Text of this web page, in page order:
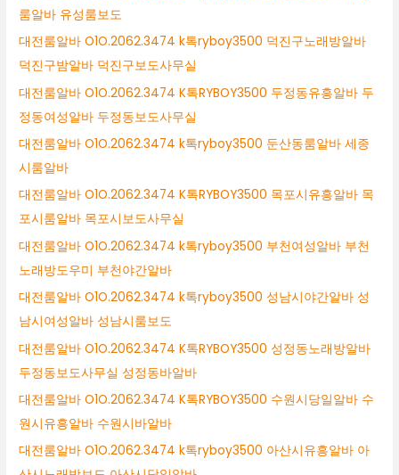
룸알바 유성룸보도
대전룸알바 O1O.2062.3474 k톡ryboy3500 덕진구노래방알바
덕진구밤알바 덕진구보도사무실
대전룸알바 O1O.2062.3474 K톡RYBOY3500 두정동유흥알바 두
정동여성알바 두정동보도사무실
대전룸알바 O1O.2062.3474 k톡ryboy3500 둔산동룸알바 세종
시룸알바
대전룸알바 O1O.2062.3474 K톡RYBOY3500 목포시유흥알바 목
포시룸알바 목포시보도사무실
대전룸알바 O1O.2062.3474 k톡ryboy3500 부천여성알바 부천
노래방도우미 부천야간알바
대전룸알바 O1O.2062.3474 k톡ryboy3500 성남시야간알바 성
남시여성알바 성남시룸보도
대전룸알바 O1O.2062.3474 K톡RYBOY3500 성정동노래방알바
두정동보도사무실 성정동바알바
대전룸알바 O1O.2062.3474 K톡RYBOY3500 수원시당일알바 수
원시유흥알바 수원시바알바
대전룸알바 O1O.2062.3474 k톡ryboy3500 아산시유흥알바 아